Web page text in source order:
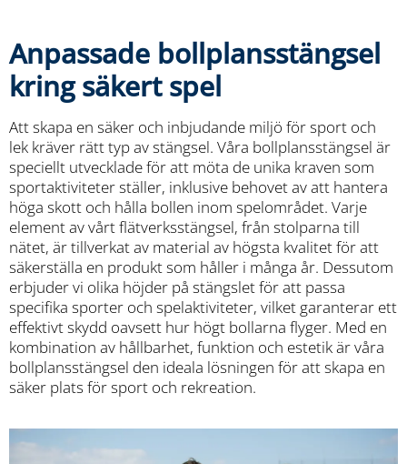
Anpassade bollplansstängsel
kring säkert spel
Att skapa en säker och inbjudande miljö för sport och
lek kräver rätt typ av stängsel. Våra bollplansstängsel är
speciellt utvecklade för att möta de unika kraven som
sportaktiviteter ställer, inklusive behovet av att hantera
höga skott och hålla bollen inom spelområdet. Varje
element av vårt flätverksstängsel, från stolparna till
nätet, är tillverkat av material av högsta kvalitet för att
säkerställa en produkt som håller i många år. Dessutom
erbjuder vi olika höjder på stängslet för att passa
specifika sporter och spelaktiviteter, vilket garanterar ett
effektivt skydd oavsett hur högt bollarna flyger. Med en
kombination av hållbarhet, funktion och estetik är våra
bollplansstängsel den ideala lösningen för att skapa en
säker plats för sport och rekreation.